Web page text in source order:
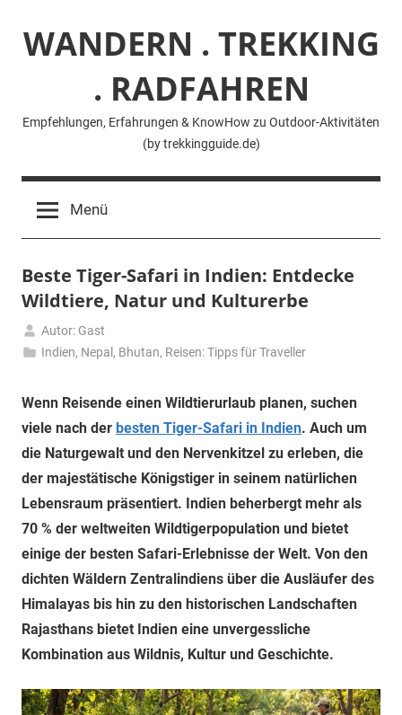
Inhalt
springenWANDERN . TREKKING
. RADFAHREN
Empfehlungen, Erfahrungen & KnowHow zu Outdoor-Aktivitäten
(by trekkingguide.de)
Menü
Beste Tiger-Safari in Indien: Entdecke
Wildtiere, Natur und Kulturerbe
9.
2026
Autor: Gast
Indien, Nepal, Bhutan, Reisen: Tipps für Traveller
Wenn Reisende einen Wildtierurlaub planen, suchen
viele nach der besten Tiger-Safari in Indien. Auch um
die Naturgewalt und den Nervenkitzel zu erleben, die
der majestätische Königstiger in seinem natürlichen
Lebensraum präsentiert. Indien beherbergt mehr als
70 % der weltweiten Wildtigerpopulation und bietet
einige der besten Safari-Erlebnisse der Welt. Von den
dichten Wäldern Zentralindiens über die Ausläufer des
Himalayas bis hin zu den historischen Landschaften
Rajasthans bietet Indien eine unvergessliche
Kombination aus Wildnis, Kultur und Geschichte.